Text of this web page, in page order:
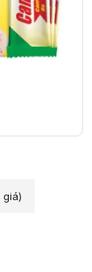
giá)